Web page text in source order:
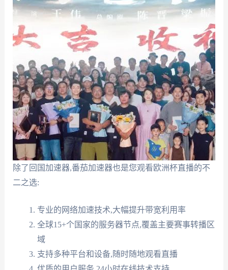
除了回国加速器,番茄加速器也是您观看欧洲杯直播的不
二之选:
专业的网络加速技术,大幅提升带宽利用率
全球15+个国家的服务器节点,覆盖主要赛事转播区
域
支持多种平台和设备,随时随地观看直播